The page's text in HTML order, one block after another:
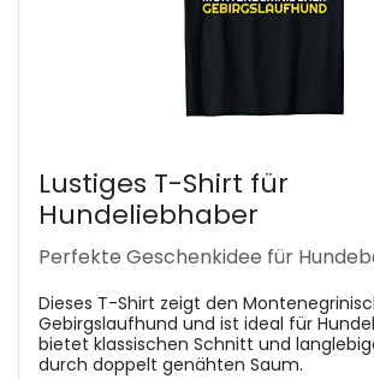
Lustiges T-Shirt für
Hundeliebhaber
Perfekte Geschenkidee für
Dieses T-Shirt zeigt den
Gebirgslaufhund und ist ideal für
bietet klassischen Schnitt und
durch doppelt genähten Saum.